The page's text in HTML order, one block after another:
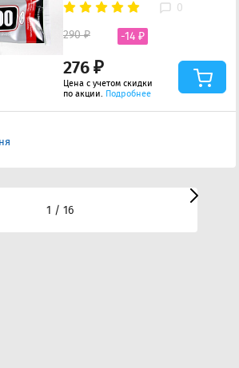
0
276 ₽
290 ₽ -14 ₽
Цена с учетом скидки
по акции. Подробнее
1 / 16